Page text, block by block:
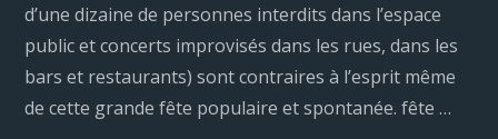
d’une dizaine de personnes interdits dans l’espace
public et concerts improvisés dans les rues, dans les
bars et restaurants) sont contraires à l’esprit même
de cette grande fête populaire et spontanée. fête …